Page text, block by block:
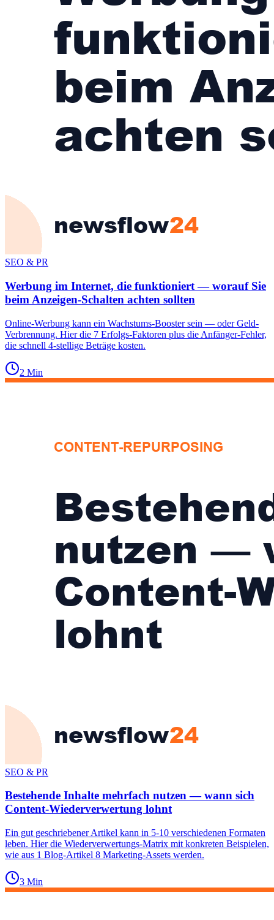
SEO & PR
Werbung im Internet, die funktioniert — worauf Sie
beim Anzeigen-Schalten achten sollten
Online-Werbung kann ein Wachstums-Booster sein — oder Geld-
Verbrennung. Hier die 7 Erfolgs-Faktoren plus die Anfänger-Fehler,
die schnell 4-stellige Beträge kosten.
2 Min
SEO & PR
Bestehende Inhalte mehrfach nutzen — wann sich
Content-Wiederverwertung lohnt
Ein gut geschriebener Artikel kann in 5-10 verschiedenen Formaten
leben. Hier die Wiederverwertungs-Matrix mit konkreten Beispielen,
wie aus 1 Blog-Artikel 8 Marketing-Assets werden.
3 Min